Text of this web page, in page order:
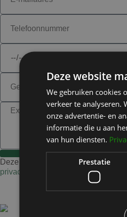
Verstuur de
Deze site wordt beschermd door
privacybeleid
voorwaarde
Deze website
We gebruiken cookies
verkeer te analyseren.
onze advertentie- en
informatie die u aan
van hun diensten.
Prestatie